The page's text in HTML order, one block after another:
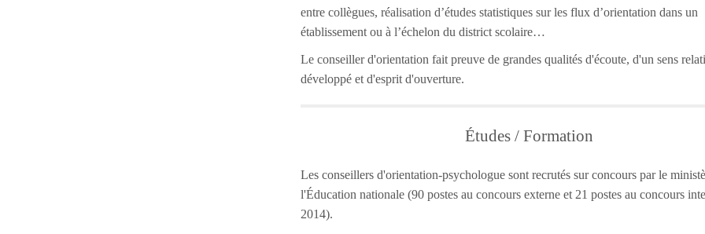
entre collègues, réalisation d’études statistiques sur les flux d’orientation dans un
établissement ou à l’échelon du district scolaire…
Le conseiller d'orientation fait preuve de grandes qualités d'écoute, d'un sens
développé et d'esprit d'ouverture.
Études / Formation
Les conseillers d'orientation-psychologue sont recrutés sur concours par le
l'Éducation nationale (90 postes au concours externe et 21 postes au concours
2014).